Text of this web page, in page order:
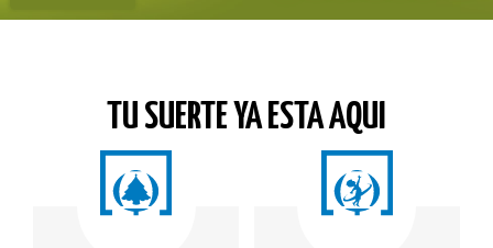
TU SUERTE YA ESTA AQUI